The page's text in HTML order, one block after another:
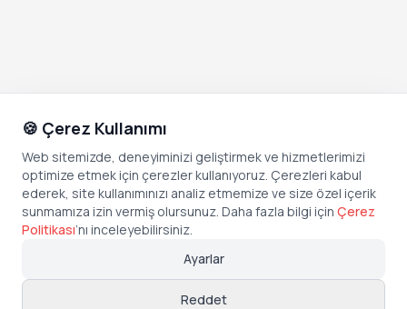
🍪 Çerez Kullanımı
Web sitemizde, deneyiminizi geliştirmek ve hizmetlerimizi
optimize etmek için çerezler kullanıyoruz. Çerezleri kabul
ederek, site kullanımınızı analiz etmemize ve size özel içerik
sunmamıza izin vermiş olursunuz. Daha fazla bilgi için Çerez
Politikası’nı inceleyebilirsiniz.
Ayarlar
Reddet